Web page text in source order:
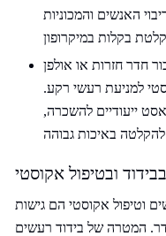
האנשים והמכוניות
חדר חזרות או אולפן
למניעת רעשי רקע.
ייעודיים להשכרה,
ובטיפול אקוסטי
וטיפול אקוסטי הם גישות
המטרה של בידוד רעשים